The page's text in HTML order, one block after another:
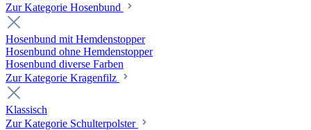
Zur Kategorie Hosenbund
Hosenbund mit Hemdenstopper
Hosenbund ohne Hemdenstopper
Hosenbund diverse Farben
Zur Kategorie Kragenfilz
Klassisch
Zur Kategorie Schulterpolster